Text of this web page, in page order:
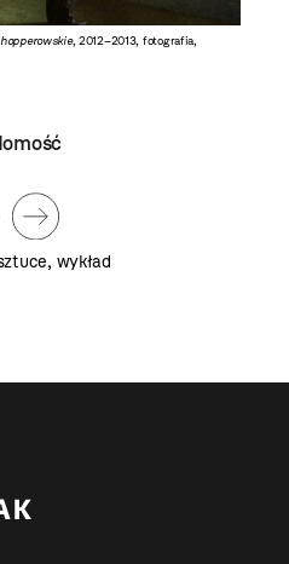
, 2012–2013, fotografia,
, wykład